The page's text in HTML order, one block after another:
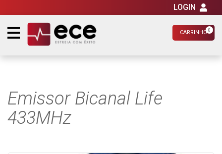
CARRINHO 0
LOGIN
Emissor Bicanal Life
433MHz